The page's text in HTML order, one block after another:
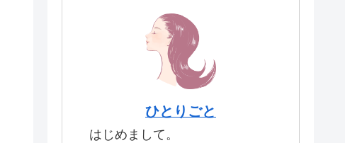
ひとりごと
はじめまして。